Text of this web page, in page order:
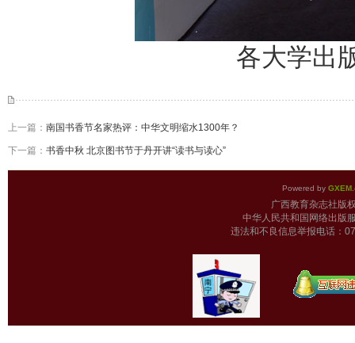
各大学出
上一篇： 南国书香节名家热评：中华文明缩水1300年？
下一篇： 书香中秋 北京图书节于丹开讲“读书与读心”
Powered by
广西教育杂志
中华人民共和国网络出版
违法和不良信息举报电话：